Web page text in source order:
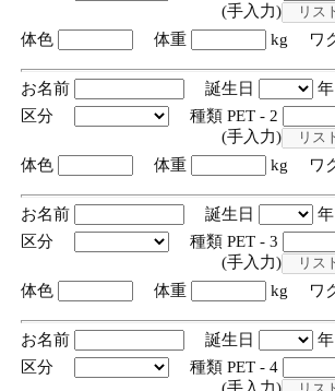
(手入力)
体色
体重 kg ワ
お名前 誕生日
区分
種類 PET - 2
(手入力)
体色
体重 kg ワ
お名前 誕生日
区分
種類 PET - 3
(手入力)
体色
体重 kg ワ
お名前 誕生日
区分
種類 PET - 4